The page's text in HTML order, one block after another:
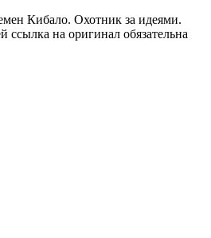
Кибало. Охотник за идеями.
ссылка на оригинал обязательна